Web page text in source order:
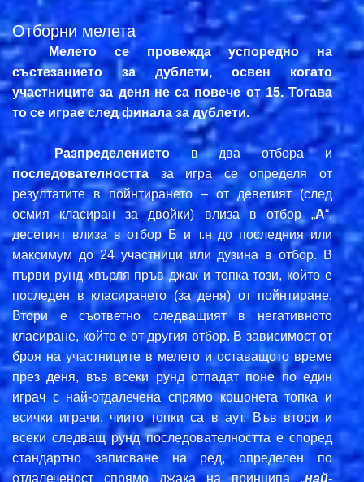
Отборни мелета
Мелето се провежда успоредно на
състезанието за дублети, освен когато
участниците за деня не са повече от 15. Тогава
то се играе след финала за дублети.
Разпределението в два отбора и
последователността за игра се определя от
резултатите в пойнтирането – от деветият (след
осмия класиран за двойки) влиза в отбор „А“,
десетият влиза в отбор Б и т.н до последния или
максимум до 24 участници или дузина в отбор. В
първи рунд хвърля пръв джак и топка този, който е
последен в класирането (за деня) от пойнтиране.
Втори е съответно следващият в негативното
класиране, който е от другия отбор. В зависимост от
броя на участниците в мелето и оставащото време
през деня, във всеки рунд отпадат поне по един
играч с най-отдалечена спрямо кошонета топка и
всички играчи, чиито топки са в аут. Във втори и
всеки следващ рунд последователността е според
стандартно записване на ред, определен по
отдалеченост спрямо джака на принципа „най-